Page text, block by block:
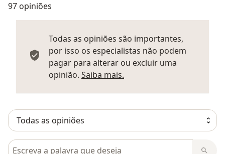
97 opiniões
Todas as opiniões são importantes,
por isso os especialistas não podem
pagar para alterar ou excluir uma
opinião. Saiba mais.
Pesquisar em opiniões